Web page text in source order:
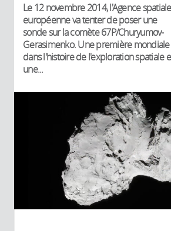
Le 12 novembre 2014, l'Agence spatiale
européenne va tenter de poser une
sonde sur la comète 67P/Churyumov-
Gerasimenko. Une première mondiale
dans l'histoire de l'exploration spatiale
une...